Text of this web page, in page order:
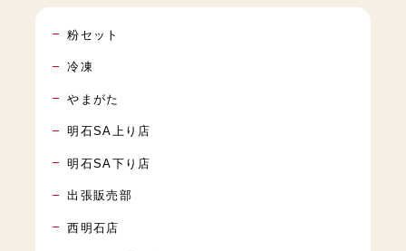
粉セット
冷凍
やまがた
明石SA上り店
明石SA下り店
出張販売部
西明石店